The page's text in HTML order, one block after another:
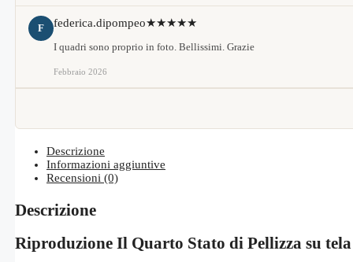
F federica.dipompeo★★★★★
I quadri sono proprio in foto. Bellissimi. Grazie
Febbraio 2026
Descrizione
Informazioni aggiuntive
Recensioni (0)
Descrizione
Riproduzione Il Quarto Stato di Pellizza su tela